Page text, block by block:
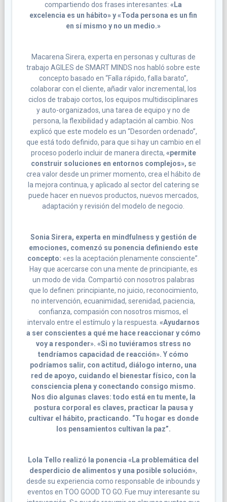
compartiendo dos frases interesantes:«La
excelencia es un hábito» y «Toda persona es un fin
en sí mismo y no un medio.»
Macarena Sirera, experta en personas y culturas de
trabajo AGILES de SMART MINDS nos habló sobre este
concepto basado en “Falla rápido, falla barato”,
colaborar con el cliente, añadir valor incremental, los
ciclos de trabajo cortos, los equipos multidisciplinares
y auto-organizados, una tarea de equipo y no de
persona, la flexibilidad y adaptación al cambio. Nos
explicó que este modelo es un “Desorden ordenado”,
que está todo definido, para que si hay un cambio en el
proceso poderlo incluir de manera directa, «permite
construir soluciones en entornos complejos», se
crea valor desde un primer momento, crea el hábito de
la mejora continua, y aplicado al sector del catering se
puede hacer en nuevos productos, nuevos mercados,
adaptación y revisión del modelo de negocio.
Sonia Sirera, experta en mindfulness y gestión de
emociones, comenzó su ponencia definiendo este
concepto: «es la aceptación plenamente consciente”.
Hay que acercarse con una mente de principiante, es
un modo de vida. Compartió con nosotros palabras
que lo definen: principiante, no juicio, reconocimiento,
no intervención, ecuanimidad, serenidad, paciencia,
confianza, compasión con nosotros mismos, el
intervalo entre el estímulo y la respuesta. «Ayudarnos
a ser conscientes a qué me hace reaccionar y cómo
voy a responder». «Si no tuviéramos stress no
tendríamos capacidad de reacción». Y cómo
podríamos salir, con actitud, diálogo interno, una
red de apoyo, cuidando el bienestar físico, con la
consciencia plena y conectando consigo mismo.
Nos dio algunas claves: todo está en tu mente, la
postura corporal es claves, practicar la pausa y
cultivar el hábito, practicando. “Tu hogar es donde
los pensamientos cultivan la paz”.
Lola Tello realizó la ponencia «La problemática del
desperdicio de alimentos y una posible solución»,
desde su experiencia como responsable de inbounds y
eventos en TOO GOOD TO GO. Fue muy interesante su